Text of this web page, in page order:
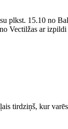
plkst. 15.10 no
ar
kur